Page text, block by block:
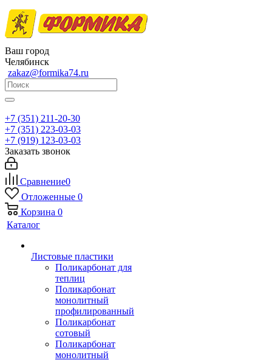
Ваш город
Челябинск
zakaz@formika74.ru
+7 (351) 211-20-30
+7 (351) 223-03-03
+7 (919) 123-03-03
Заказать звонок
Сравнение0
Отложенные 0
Корзина 0
Каталог
Листовые пластики
Поликарбонат для
теплиц
Поликарбонат
монолитный
профилированный
Поликарбонат
сотовый
Поликарбонат
монолитный